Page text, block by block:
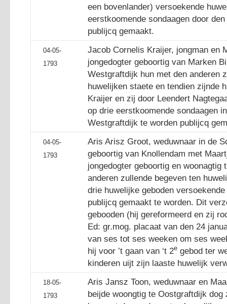
een bovenlander) versoekende
eerstkoomende sondaagen door
publijcq gemaakt.
04-05-
1793
Jacob Cornelis Kraijer, jongman en
jongedogter geboortig van Marken
Westgraftdijk hun met den anderen
huwelijken staete en tendien zijnde
Kraijer en zij door Leendert
op drie eerstkoomende sondaagen
Westgraftdijk te worden publijcq
04-05-
1793
Aris Arisz Groot, weduwnaar in de
geboortig van Knollendam met
jongedogter geboortig en
anderen zullende begeven ten
drie huwelijke geboden
publijcq gemaakt te worden. Dit
gebooden (hij gereformeerd en zij
Ed: gr.mog. placaat van den 24
van ses tot ses weeken om ses
hij voor ’t gaan van ‘t 2e gebod ter
kinderen uijt zijn laaste huwelijk
18-05-
1793
Aris Jansz Toon, weduwnaar en
beijde woongtig te Oostgraftdijk